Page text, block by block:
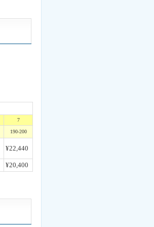
7
190-200
¥22,440
¥20,400